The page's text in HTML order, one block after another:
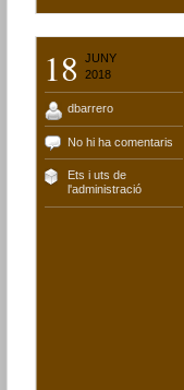
18
JUNY
2018
dbarrero
No hi ha comentaris
Ets i uts de
l'administració